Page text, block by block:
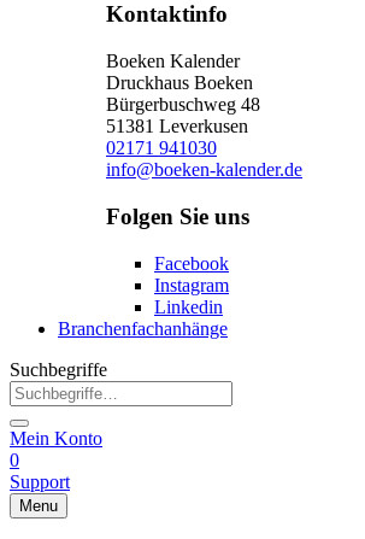
Kontaktinfo
Boeken Kalender
Druckhaus Boeken
Bürgerbuschweg 48
51381 Leverkusen
02171 941030
info@boeken-kalender.de
Folgen Sie uns
Facebook
Instagram
Linkedin
Branchenfachanhänge
Suchbegriffe
Mein Konto
0
Support
Menu